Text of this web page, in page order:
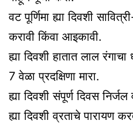
वट पूर्णिमा ह्या दिवशी
करावी किंवा आइकावी.
ह्या दिवशी हातात लाल
7 वेळा प्रदक्षिणा मारा.
ह्या दिवशी संपूर्ण दिवस
ह्या दिवशी व्रताचे पारायण